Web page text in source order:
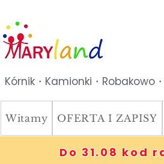
Kórnik・Kamionki・Robakowo
Witamy OFERTA I ZAPISY
Do 31.08 kod